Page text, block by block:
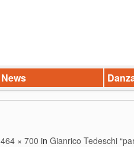
News
464 × 700 in Gianrico Tedeschi